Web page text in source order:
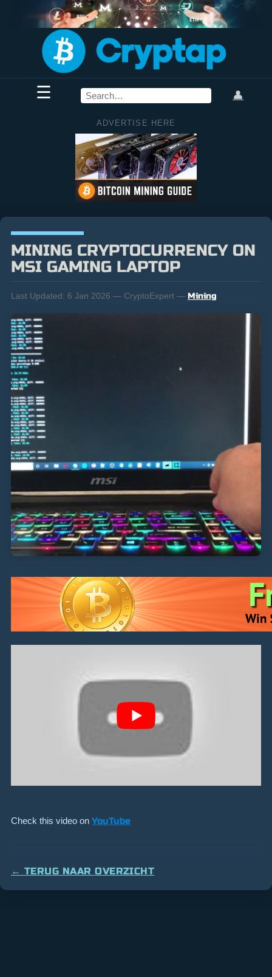
☰ 👤
ADVERTISE HERE
MINING CRYPTOCURRENCY ON
MSI GAMING LAPTOP
Last Updated: 6 Jan 2026 — CryptoExpert — Mining
Check this video on YouTube
← TERUG NAAR OVERZICHT